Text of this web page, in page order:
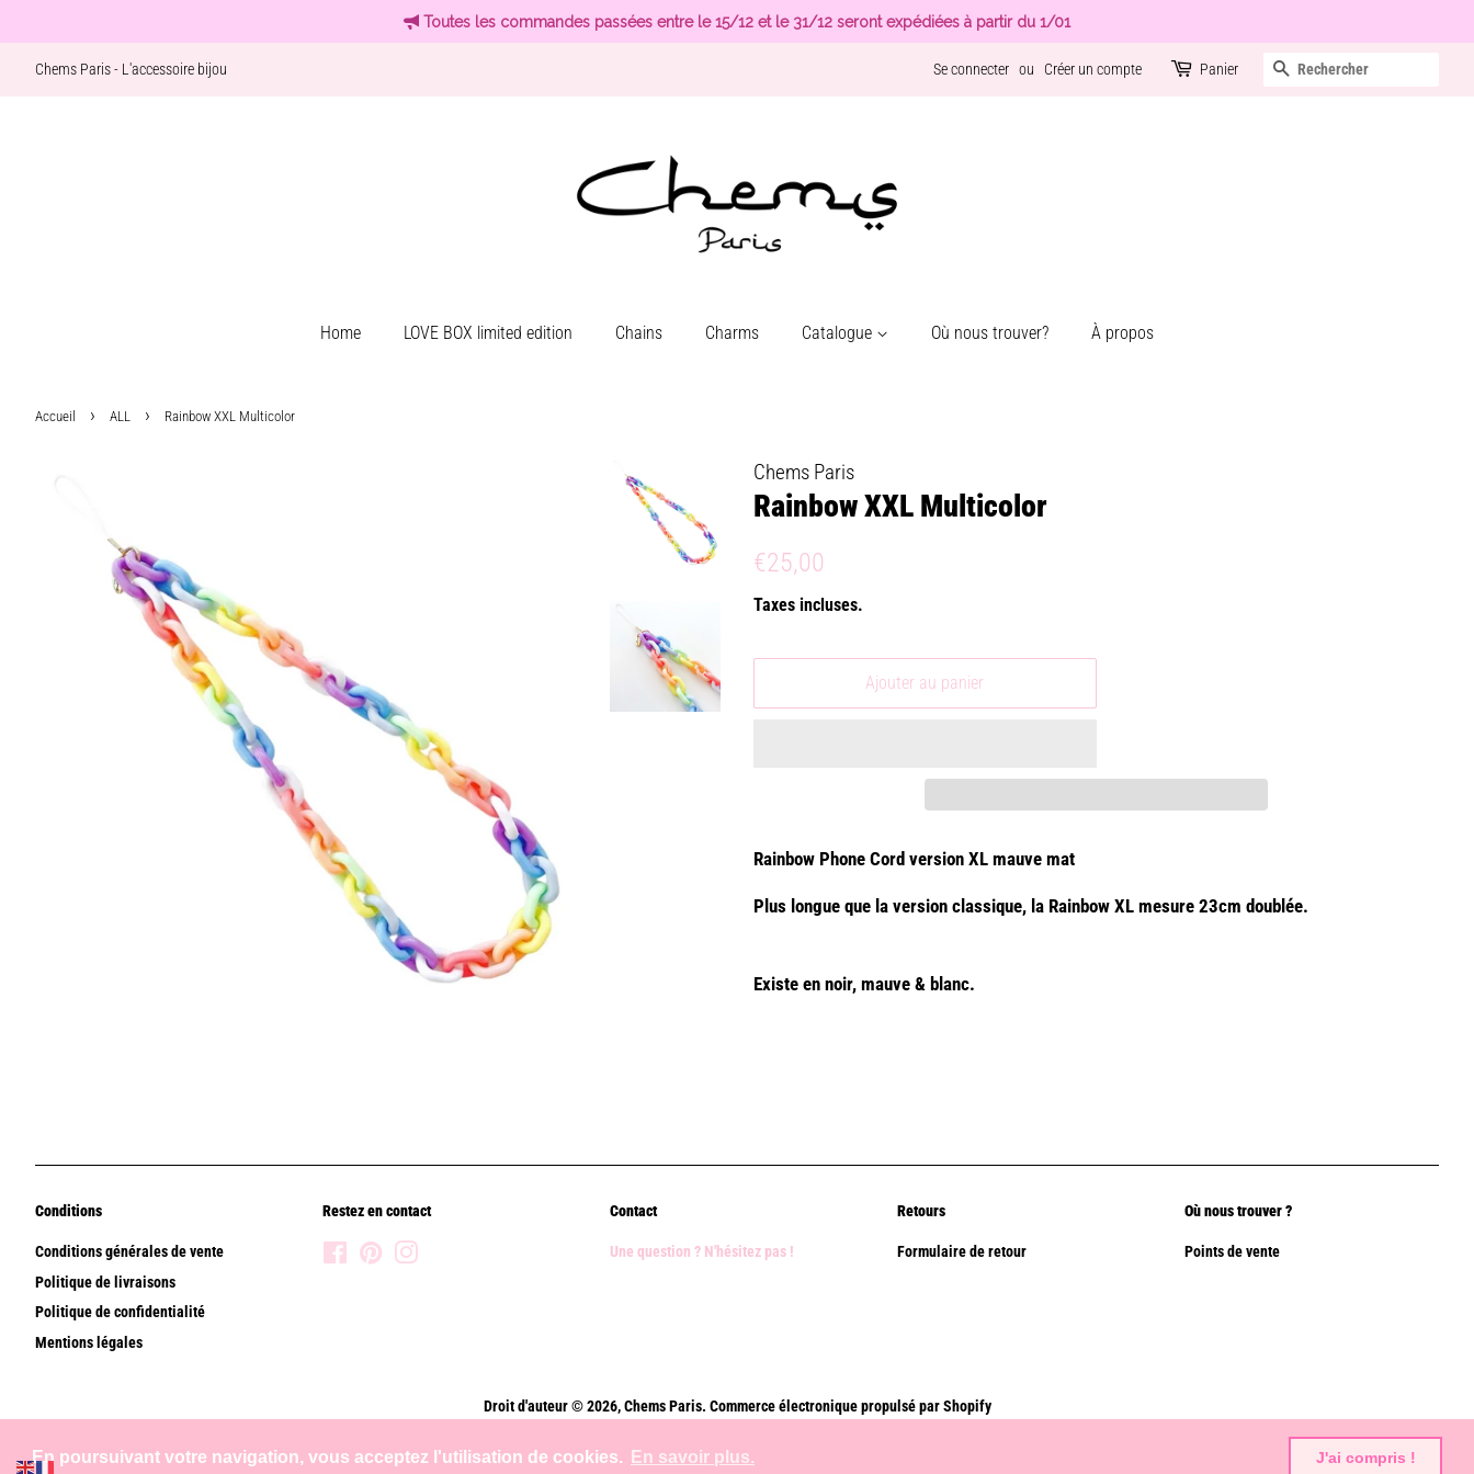
En poursuivant votre navigation, vous acceptez l'utilisation de cookies. En savoir plus. J'ai compris !
Toutes les commandes passées entre le 15/12 et le 31/12 seront expédiées à partir du 1/01
Chems Paris - L'accessoire bijou Se connecter ou Créer un compte Panier Recherche
Home LOVE BOX limited edition Chains Charms Catalogue Où nous trouver? À propos
Accueil › ALL › Rainbow XXL Multicolor
Chems Paris
Rainbow XXL Multicolor
Prix
€25,00
Taxes incluses.
Ajouter au panier
Rainbow Phone Cord version XL mauve mat
Plus longue que la version classique, la Rainbow XL mesure 23cm doublée.
Existe en noir, mauve & blanc.
Conditions
Conditions générales de vente
Politique de livraisons
Politique de confidentialité
Mentions légales
Restez en contact
FacebookPinterest
Contact
Une question ? N'hésitez pas !
Retours
Formulaire de retour
Où nous trouver ?
Points de vente
Droit d'auteur © 2026,Chems Paris. Commerce électronique propulsé par Shopify